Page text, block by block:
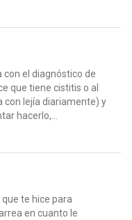
con el diagnóstico de
que tiene cistitis o al
con lejía diariamente) y
hacerlo,...
te hice para
en cuanto le